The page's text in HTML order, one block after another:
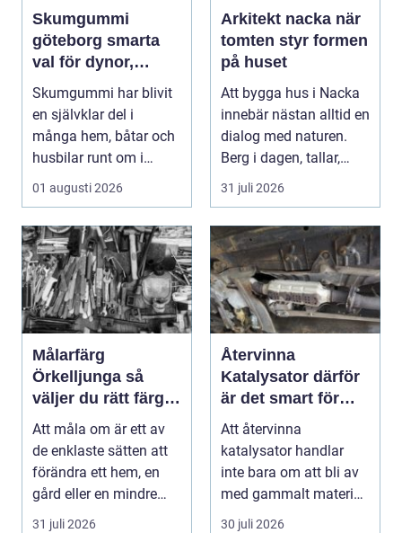
Skumgummi
göteborg smarta
val för dynor,
möbler och
speciallösningar
Skumgummi har blivit
en självklar del i
många hem, båtar och
husbilar runt om i
landet. I Göteborg ä...
01 augusti 2026
Arkitekt nacka när
tomten styr formen
på huset
Att bygga hus i Nacka
innebär nästan alltid en
dialog med naturen.
Berg i dagen, tallar,
nivåskillna...
31 juli 2026
Målarfärg
Örkelljunga så
väljer du rätt färg
till hem och gård
Att måla om är ett av
de enklaste sätten att
förändra ett hem, en
gård eller en mindre
verksamhet. E...
31 juli 2026
Återvinna
Katalysator därför
är det smart för
både ekonomi och
miljö
Att återvinna
katalysator handlar
inte bara om att bli av
med gammalt material.
I varje katalysator ...
30 juli 2026